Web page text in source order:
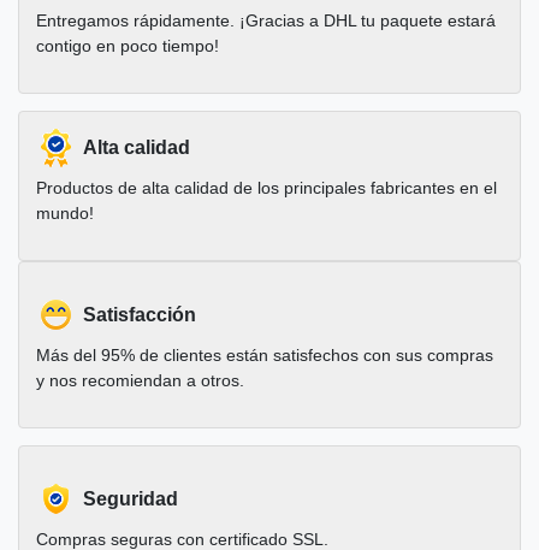
Entregamos rápidamente. ¡Gracias a DHL tu paquete estará
contigo en poco tiempo!
Alta calidad
Productos de alta calidad de los principales fabricantes en el
mundo!
Satisfacción
Más del 95% de clientes están satisfechos con sus compras
y nos recomiendan a otros.
Seguridad
Compras seguras con certificado SSL.